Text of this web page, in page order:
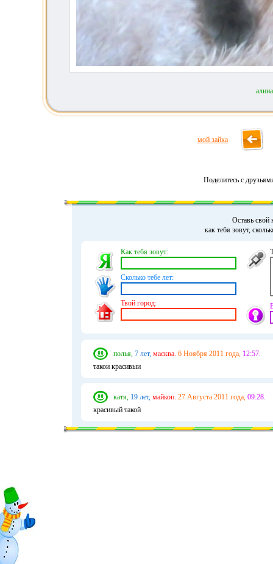
мой зайка
Поделитесь с
Оставь свой
как тебя зовут,
Как тебя зовут:
Сколько тебе лет:
Твой город:
полья, 7 лет, масква. 6 Ноября 2011 года, 12:57.
такои красивыи
катя, 19 лет, майкоп. 27 Августа 2011 года, 09:28.
красивый такой